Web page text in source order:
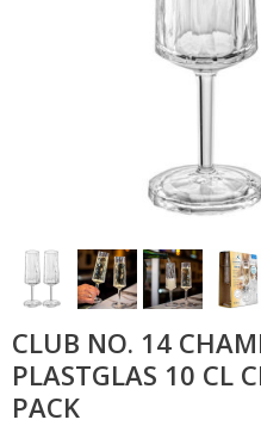
CLUB NO. 14
PLASTGLAS 10 CL
PACK